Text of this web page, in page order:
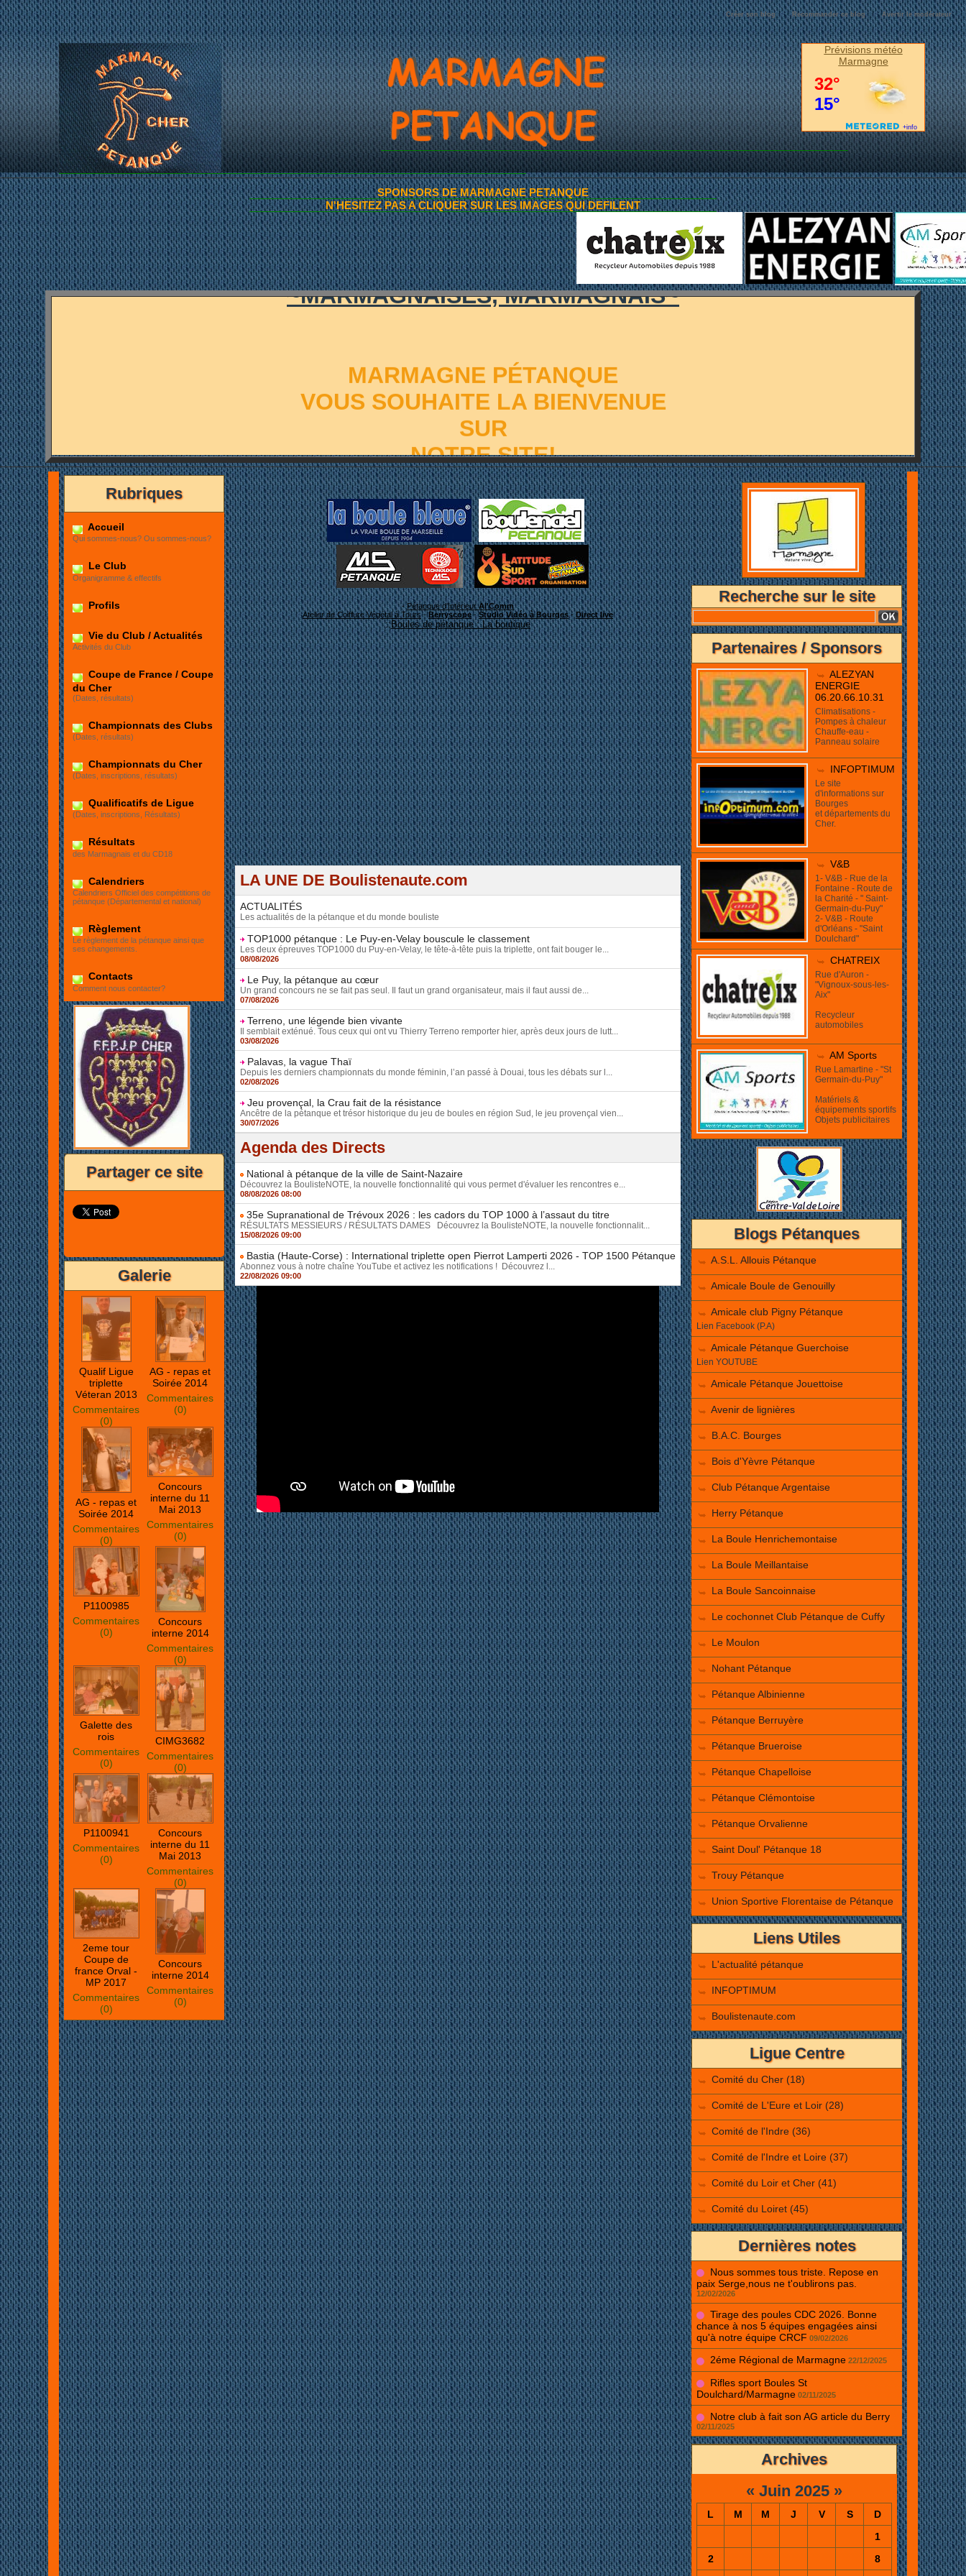
Créer son blog Recommander ce blog Avertir le modérateur
Prévisions météo
Marmagne
SPONSORS DE MARMAGNE PETANQUE
N'HESITEZ PAS A CLIQUER SUR LES IMAGES QUI DEFILENT
...LES PETITES ANNONCES DE MARMAGNE...
~AMIS PETANQUEURS~
~MARMAGNAISES, MARMAGNAIS~
VOUS SOUHAITE LA BIENVENUE
SUR
NOTRE SITE!
Bon surf!
Et plein de résultats à la pétanque!
Rubriques
Accueil
Qui sommes-nous? Ou sommes-nous?
Le Club
Organigramme & effectifs
Profils
Vie du Club / Actualités
Activités du Club
Coupe de France / Coupe
du Cher
(Dates, résultats)
Championnats des Clubs
(Dates, résultats)
Championnats du Cher
(Dates, inscriptions, résultats)
Qualificatifs de Ligue
(Dates, inscriptions, Résultats)
Résultats
des Marmagnais et du CD18
Calendriers
Calendriers Officiel des compétitions de
pétanque (Départemental et national)
Règlement
Le règlement de la pétanque ainsi que
ses changements.
Contacts
Comment nous contacter?
Partager ce site
Galerie
Qualif Ligue
triplette
Véteran 2013
Commentaires
(0)
AG - repas et
Soirée 2014
Commentaires
(0)
AG - repas et
Soirée 2014
Commentaires
(0)
Concours
interne du 11
Mai 2013
Commentaires
(0)
P1100985
Commentaires
(0)
Concours
interne 2014
Commentaires
(0)
Galette des
rois
Commentaires
(0)
CIMG3682
Commentaires
(0)
P1100941
Commentaires
(0)
Concours
interne du 11
Mai 2013
Commentaires
(0)
2eme tour
Coupe de
france Orval -
MP 2017
Commentaires
(0)
Concours
interne 2014
Commentaires
(0)
-Pétanque d'IntérieurAl'Comm
Atelier de Coiffure Végétal à Tours-Berryscope-Studio Vidéo à Bourges-Direct live
::Boules de pétanque : La boutique
LA UNE DE Boulistenaute.com
ACTUALITÉS
Les actualités de la pétanque et du monde bouliste
TOP1000 pétanque : Le Puy-en-Velay bouscule le classement
Les deux épreuves TOP1000 du Puy-en-Velay, le tête-à-tête puis la triplette, ont fait bouger le...
08/08/2026
Le Puy, la pétanque au cœur
Un grand concours ne se fait pas seul. Il faut un grand organisateur, mais il faut aussi de...
07/08/2026
Terreno, une légende bien vivante
Il semblait exténué. Tous ceux qui ont vu Thierry Terreno remporter hier, après deux jours de lutt...
03/08/2026
Palavas, la vague Thaï
Depuis les derniers championnats du monde féminin, l’an passé à Douai, tous les débats sur l...
02/08/2026
Jeu provençal, la Crau fait de la résistance
Ancêtre de la pétanque et trésor historique du jeu de boules en région Sud, le jeu provençal vien...
30/07/2026
Agenda des Directs
National à pétanque de la ville de Saint-Nazaire
Découvrez la BoulisteNOTE, la nouvelle fonctionnalité qui vous permet d'évaluer les rencontres e...
08/08/2026 08:00
35e Supranational de Trévoux 2026 : les cadors du TOP 1000 à l’assaut du titre
RÉSULTATS MESSIEURS / RÉSULTATS DAMES Découvrez la BoulisteNOTE, la nouvelle fonctionnalit...
15/08/2026 09:00
Bastia (Haute-Corse) : International triplette open Pierrot Lamperti 2026 - TOP 1500 Pétanque
Abonnez vous à notre chaîne YouTube et activez les notifications ! Découvrez l...
22/08/2026 09:00
Recherche sur le site
Partenaires / Sponsors
ALEZYAN
ENERGIE
06.20.66.10.31
Climatisations -
Pompes à chaleur
Chauffe-eau -
Panneau solaire
INFOPTIMUM
Le site
d'informations sur
Bourges
et départements du
Cher.
V&B
1- V&B - Rue de la
Fontaine - Route de
la Charité - " Saint-
Germain-du-Puy"
2- V&B - Route
d'Orléans - "Saint
Doulchard"
CHATREIX
Rue d'Auron -
"Vignoux-sous-les-
Aix"
Recycleur
automobiles
AM Sports
Rue Lamartine - "St
Germain-du-Puy"
Matériels &
équipements sportifs
Objets publicitaires
Blogs Pétanques
A.S.L. Allouis Pétanque
Amicale Boule de Genouilly
Amicale club Pigny Pétanque
Lien Facebook (P.A)
Amicale Pétanque Guerchoise
Lien YOUTUBE
Amicale Pétanque Jouettoise
Avenir de lignières
B.A.C. Bourges
Bois d'Yèvre Pétanque
Club Pétanque Argentaise
Herry Pétanque
La Boule Henrichemontaise
La Boule Meillantaise
La Boule Sancoinnaise
Le cochonnet Club Pétanque de Cuffy
Le Moulon
Nohant Pétanque
Pétanque Albinienne
Pétanque Berruyère
Pétanque Brueroise
Pétanque Chapelloise
Pétanque Clémontoise
Pétanque Orvalienne
Saint Doul' Pétanque 18
Trouy Pétanque
Union Sportive Florentaise de Pétanque
Liens Utiles
L'actualité pétanque
INFOPTIMUM
Boulistenaute.com
Ligue Centre
Comité du Cher (18)
Comité de L'Eure et Loir (28)
Comité de l'Indre (36)
Comité de l'Indre et Loire (37)
Comité du Loir et Cher (41)
Comité du Loiret (45)
Dernières notes
Nous sommes tous triste. Repose en
paix Serge,nous ne t'oublirons pas.
12/02/2026
Tirage des poules CDC 2026. Bonne
chance à nos 5 équipes engagées ainsi
qu'à notre équipe CRCF 09/02/2026
2éme Régional de Marmagne 22/12/2025
Rifles sport Boules St
Doulchard/Marmagne 02/11/2025
Notre club à fait son AG article du Berry
02/11/2025
Archives
« Juin 2025 »
L M M J V S
D
1
2
8